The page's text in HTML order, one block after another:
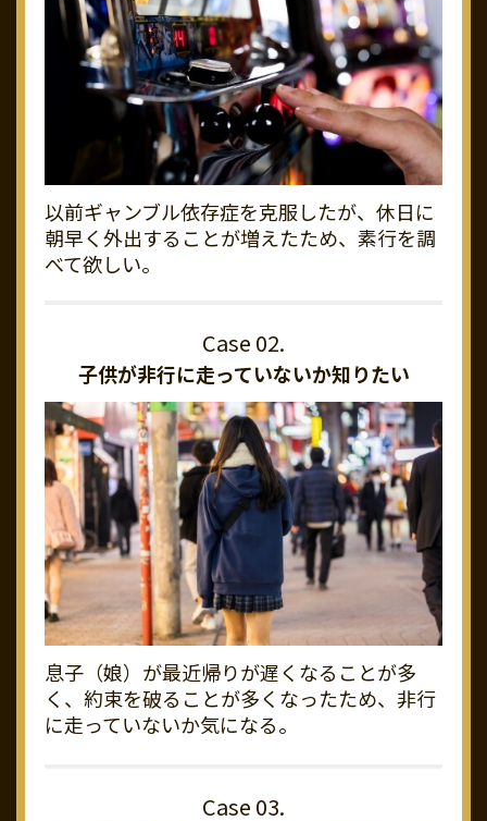
以前ギャンブル依存症を克服したが、休日に
朝早く外出することが増えたため、素行を調
べて欲しい。
子供が非行に走っていないか知りたい
息子（娘）が最近帰りが遅くなることが多
く、約束を破ることが多くなったため、非行
に走っていないか気になる。